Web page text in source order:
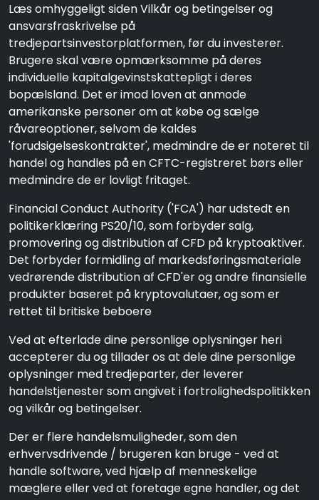
Læs omhyggeligt siden Vilkår og betingelser og
ansvarsfraskrivelse på
tredjepartsinvestorplatformen, før du investerer.
Brugere skal være opmærksomme på deres
individuelle kapitalgevinstskattepligt i deres
bopælsland. Det er imod loven at anmode
amerikanske personer om at købe og sælge
råvareoptioner, selvom de kaldes
'forudsigelseskontrakter', medmindre de er noteret til
handel og handles på en CFTC-registreret børs eller
medmindre de er lovligt fritaget.
Financial Conduct Authority ('FCA') har udstedt en
politikerklæring PS20/10, som forbyder salg,
promovering og distribution af CFD på kryptoaktiver.
Det forbyder formidling af markedsføringsmateriale
vedrørende distribution af CFD'er og andre finansielle
produkter baseret på kryptovalutaer, og som er
rettet til britiske beboere
Ved at efterlade dine personlige oplysninger heri
accepterer du og tillader os at dele dine personlige
oplysninger med tredjeparter, der leverer
handelstjenester som angivet i fortrolighedspolitikken
og vilkår og betingelser.
Der er flere handelsmuligheder, som den
erhvervsdrivende / brugeren kan bruge - ved at
handle software, ved hjælp af menneskelige
mæglere eller ved at foretage egne handler, og det